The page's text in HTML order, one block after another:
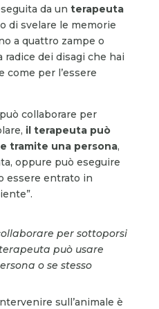
da un terapeuta
di svelare le memorie
a quattro zampe o
radice dei disagi che hai
come per l’essere
collaborare per
il terapeuta può
tramite una persona,
oppure può eseguire
essere entrato in
per sottoporsi
può usare
o se stesso
sull’animale è